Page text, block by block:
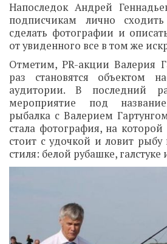
Напоследок Андрей
подписчикам лично
сделать фотографии и
от увиденного все в том же
Отметим, PR-акции Валерия
раз становятся объектом
аудитории. В последний
мероприятие под
рыбалка с Валерием
стала фотография, на
стоит с удочкой и ловит
стиля: белой рубашке, галстуке